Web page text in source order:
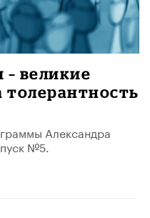
великие
Александра
№5.